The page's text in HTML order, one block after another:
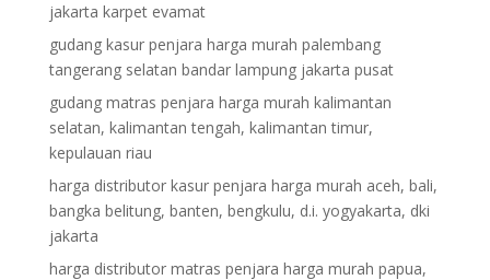
jakarta karpet evamat
gudang kasur penjara harga murah palembang
tangerang selatan bandar lampung jakarta pusat
gudang matras penjara harga murah kalimantan
selatan, kalimantan tengah, kalimantan timur,
kepulauan riau
harga distributor kasur penjara harga murah aceh, bali,
bangka belitung, banten, bengkulu, d.i. yogyakarta, dki
jakarta
harga distributor matras penjara harga murah papua,